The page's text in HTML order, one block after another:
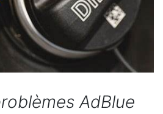
AdBlue